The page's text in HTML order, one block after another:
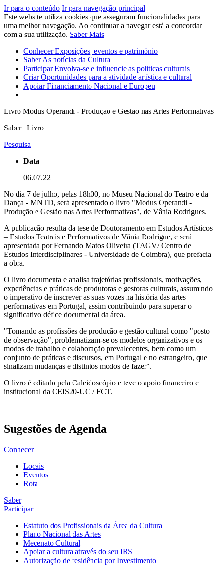
Ir para o conteúdo Ir para navegação principal
Este website utiliza cookies que asseguram funcionalidades para
uma melhor navegação. Ao continuar a navegar está a concordar
com a sua utilização. Saber Mais
ConhecerExposições, eventos e património
SaberAs notícias da Cultura
ParticiparEnvolva-se e influencie as politicas culturais
CriarOportunidades para a atividade artística e cultural
ApoiarFinanciamento Nacional e Europeu
Livro Modus Operandi - Produção e Gestão nas Artes Performativas
Saber | Livro
Pesquisa
Data
06.07.22
No dia 7 de julho, pelas 18h00, no Museu Nacional do Teatro e da
Dança - MNTD, será apresentado o livro "Modus Operandi -
Produção e Gestão nas Artes Performativas", de Vânia Rodrigues.
A publicação resulta da tese de Doutoramento em Estudos Artísticos
– Estudos Teatrais e Performativos de Vânia Rodrigue, e será
apresentada por Fernando Matos Oliveira (TAGV/ Centro de
Estudos Interdisciplinares - Universidade de Coimbra), que prefacia
a obra.
O livro documenta e analisa trajetórias profissionais, motivações,
experiências e práticas de produtoras e gestoras culturais, assumindo
o imperativo de inscrever as suas vozes na história das artes
performativas em Portugal, assim contribuindo para superar o
significativo défice documental da área.
"Tomando as profissões de produção e gestão cultural como "posto
de observação", problematizam-se os modelos organizativos e os
modos de trabalho e colaboração prevalecentes, bem como um
conjunto de práticas e discursos, em Portugal e no estrangeiro, que
sinalizam mudanças e distintos modos de fazer".
O livro é editado pela Caleidoscópio e teve o apoio financeiro e
institucional da CEIS20-UC / FCT.
Sugestões de Agenda
Conhecer
Locais
Eventos
Rota
Saber
Participar
Estatuto dos Profissionais da Área da Cultura
Plano Nacional das Artes
Mecenato Cultural
Apoiar a cultura através do seu IRS
Autorização de residência por Investimento